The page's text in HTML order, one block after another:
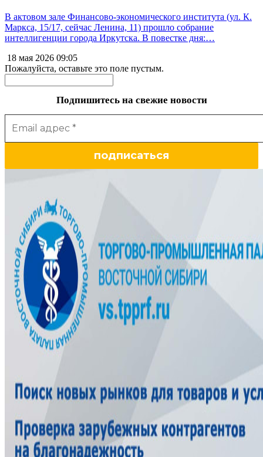
В актовом зале Финансово-экономического института (ул. К.
Маркса, 15/17, сейчас Ленина, 11) прошло собрание
интеллигенции города Иркутска. В повестке дня:…
18 мая 2026 09:05
Пожалуйста, оставьте это поле пустым.
Подпишитесь на свежие новости